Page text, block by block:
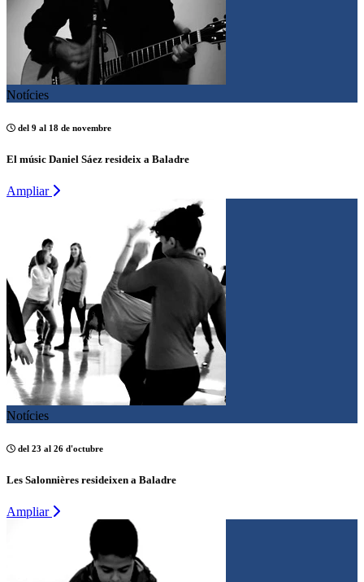
Notícies
del 9 al 18 de novembre
El músic Daniel Sáez resideix a Baladre
Ampliar
Notícies
del 23 al 26 d'octubre
Les Salonnières resideixen a Baladre
Ampliar